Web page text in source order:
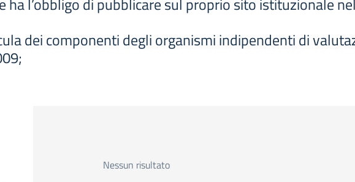
dei componenti degli organismi indipendenti di
Nessun risultato